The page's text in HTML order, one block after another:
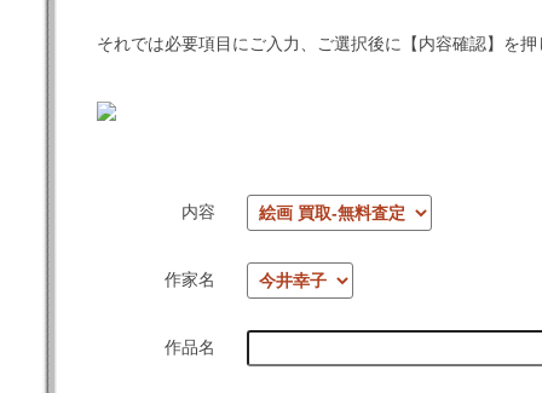
それでは必要項目にご入力、ご選択後に【内容確認】を
内容
作家名
作品名